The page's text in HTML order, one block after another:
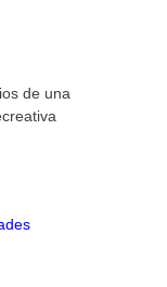
de una